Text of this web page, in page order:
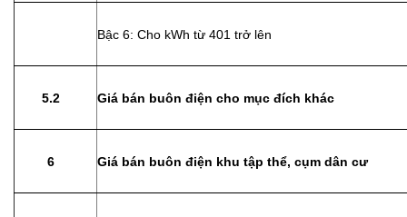
Bậc 6: Cho kWh từ 401 trở lên
5.2 Giá bán buôn điện cho mục đích khác
6 Giá bán buôn điện khu tập thể, cụm dân cư